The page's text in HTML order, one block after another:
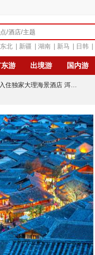
东北 新疆 湖南 新马 日韩
游 出境游 国内游
（三动8天)【纯臻云南】<昆明+大理+丽江+香格里拉> 入住独家大理海景酒店 洱海边敞篷jeep车 大理花海 “圣托里尼”旅拍 石林 玉龙雪山 冰川大索道 蓝月谷 虎跳峡 独克宗古城